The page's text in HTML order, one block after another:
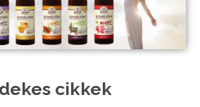
cikkek